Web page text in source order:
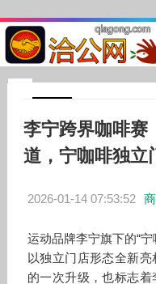
李宁跨界咖啡赛
道，宁咖啡独立
2026-01-14 07:53:52
运动品牌李宁旗下的“
以独立门店形态全新
的一次升级，也标志